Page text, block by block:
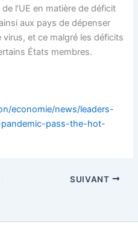
l’UE en matière de déficit
aux pays de dépenser
et ce malgré les déficits
États membres.
economie/news/leaders-
pass-the-hot-
SUIVANT